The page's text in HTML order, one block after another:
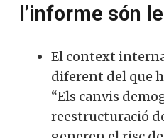
l’informe són
El context
diferent del que
“Els canvis
reestructuració